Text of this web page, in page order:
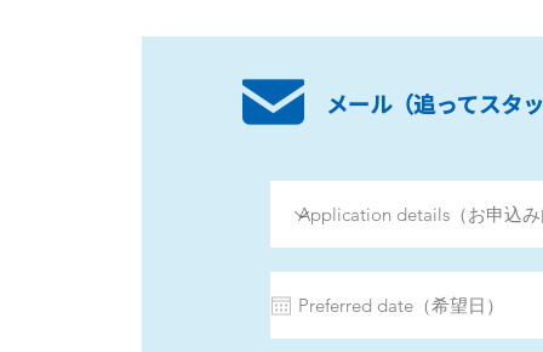
メール（追ってスタ